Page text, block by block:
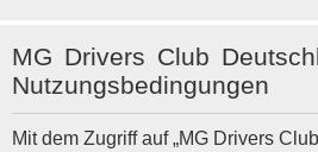
MG Drivers Club
Nutzungsbedingungen
Mit dem Zugriff auf „MG Drivers